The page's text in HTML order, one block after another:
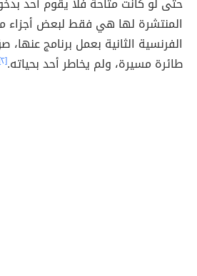
المنتشرة لها هي فقط لبعض أجزاء
الفرنسية الثانية بعمل برنامج
طائرة مسيرة، ولم يخاطر أحد بحياته.[٢]